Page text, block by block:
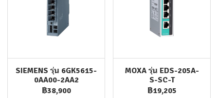
SIEMENS รุ่น 6GK5615-
0AA00-2AA2
฿38,900
MOXA รุ่น EDS-205A-
S-SC-T
฿19,205